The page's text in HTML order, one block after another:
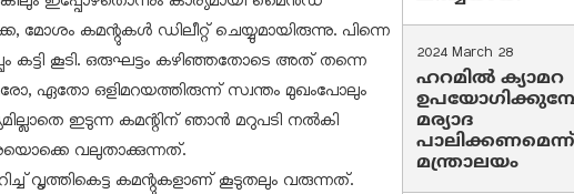
മോശം കമന്റുകൾ ഡിലീറ്റ് ചെയ്യുമായിരുന്നു. പിന്നെ
കട്ടി കൂടി. ഒരുഘട്ടം കഴിഞ്ഞതോടെ അത് തന്നെ
ഏതോ ഒളിമറയത്തിരുന്ന് സ്വന്തം മുഖംപോലും
ഇടുന്ന കമന്റിന് ഞാൻ മറുപടി നൽകി
വലുതാക്കുന്നത്.
വൃത്തികെട്ട കമന്റുകളാണ് കൂടുതലും വരുന്നത്.
2024 March 28
ഹറമില്‍ ക്യാമറ
മര്യാദ
പാലിക്കണമെന്ന്
മന്ത്രാലയം